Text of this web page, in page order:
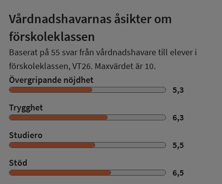
Vårdnadshavarnas åsikter om
förskoleklassen
Baserat på 55 svar från vårdnadshavare till elever i
förskoleklassen,VT26. Maxvärdet är 10.
Övergripande nöjdhet
5,3
Trygghet
6,3
Studiero
5,5
Stöd
6,5